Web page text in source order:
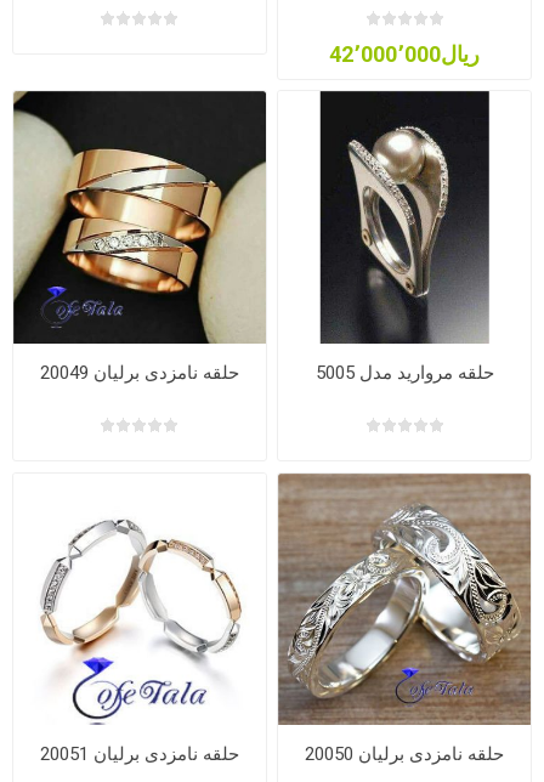
ریال42٬000٬000
حلقه مروارید مدل 5005 حلقه نامزدی برلیان 20049
حلقه نامزدی برلیان 20050 حلقه نامزدی برلیان 20051